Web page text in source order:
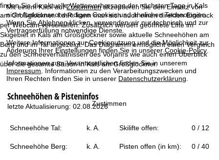
Mit einem Klick aufZustimmenakzeptieren Sie den Einsatz von
nicht funktionsnotwendigen Cookies und ähnlichen Technologien.
Wenn SieAblehnenklicken, verwenden wir nur technisch und zur
Vertragserfüllung notwendige Dienste.
Weitere Informationen zur Cookienutzung und die Möglichkeit zur
Änderung Ihrer Einstellungen finden Sie in unsererCookie-Policy
Informationen zum Verantwortlichen finden Sie in unserem
Impressum . Informationen zu den Verarbeitungszwecken und
Ihren Rechten finden Sie in unserer Datenschutzerklärung
Zustimmen
t
s
e
i
t
finden Sie die aktuelle Wettervorhersage der nächsten Tage in Kals
am Großglockner. I.d.R. kann man sich auch einen direkten Eindruck
per Webcam verschaffen. Zusätzlich werden geöffnete Lifte im
Skigebiet in Kals am Großglockner sowie aktuelle Schneehöhen am
Berg und im Tal angezeigt. Das Diagramm ermöglicht einen Vergleich
zu den Schneeverhältnissen des Vorjahrs wie auch einen Überblick
über die gesamte Saison in Kals am Großglockner.
Schneehöhen & Pisteninfos
letzte Aktualisierung: 02.08.2026
Schneehöhe Tal: k. A. Skilifte offen: 0 / 12
Schneehöhe Berg: k. A. Pisten offen (in km): 0 / 40